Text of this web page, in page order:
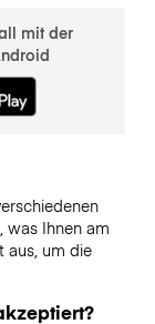
mit der
was Ihnen am
aus, um die